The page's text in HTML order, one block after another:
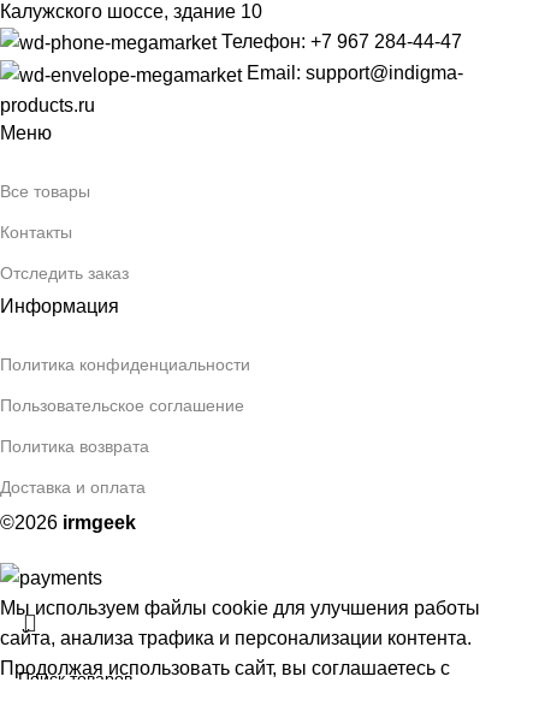
Калужского шоссе, здание 10
Телефон: +7 967 284-44-47
Email: support@indigma-
products.ru
Меню
Все товары
Контакты
Отследить заказ
Информация
Политика конфиденциальности
Пользовательское соглашение
Политика возврата
Доставка и оплата
©2026 irmgeek
Мы используем файлы cookie для улучшения работы
сайта, анализа трафика и персонализации контента.
Продолжая использовать сайт, вы соглашаетесь с